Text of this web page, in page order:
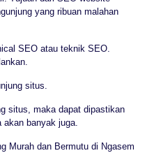
yang ribuan malahan
SEO atau teknik SEO.
situs.
situs, maka dapat dipastikan
banyak juga.
Murah dan Bermutu di Ngasem